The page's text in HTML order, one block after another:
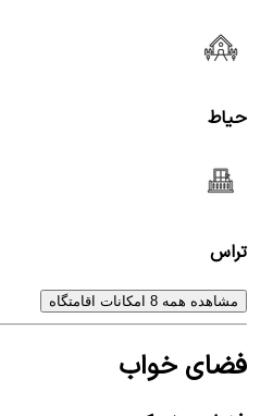
حیاط
تراس
مشاهده همه 8 امکانات اقامتگاه
فضای خواب